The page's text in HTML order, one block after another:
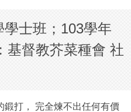
士班；103學年
基督教芥菜種會 社
鍛打， 完全煉不出任何有價